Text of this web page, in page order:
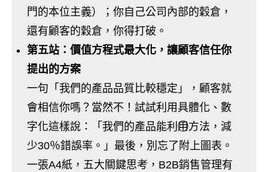
門的本位主義）；你自己公司內部的穀倉，
還有顧客的穀倉，你得打破。
第五站：價值方程式最大化，讓顧客信任你
提出的方案
一句「我們的產品品質比較穩定」，顧客就
會相信你嗎？當然不！試試利用具體化、數
字化這樣說：「我們的產品能利用⃝⃝方法，減
少30％錯誤率。」最後，別忘了附上圖表。
一張A4紙，五大關鍵思考，B2B銷售管理有